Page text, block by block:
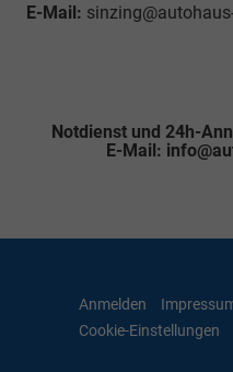
E-Mail:
Notdienst und 24h-
E-Mail:
Anmelden
Cookie-Einstellungen